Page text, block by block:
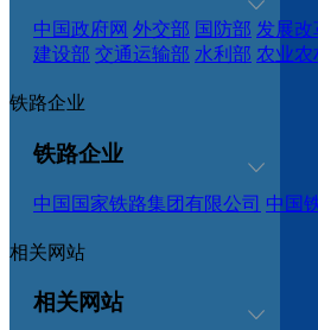
中国政府网 外交部 国防部 发展改
建设部 交通运输部 水利部 农业农
铁路企业
铁路企业
中国国家铁路集团有限公司 中国
相关网站
相关网站